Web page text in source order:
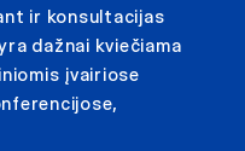
ir konsultacijas
dažnai kviečiama
įvairiose